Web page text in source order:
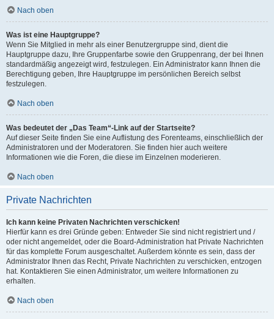
Nach oben
Was ist eine Hauptgruppe?
Wenn Sie Mitglied in mehr als einer Benutzergruppe sind, dient die
Hauptgruppe dazu, Ihre Gruppenfarbe sowie den Gruppenrang, der bei Ihnen
standardmäßig angezeigt wird, festzulegen. Ein Administrator kann Ihnen die
Berechtigung geben, Ihre Hauptgruppe im persönlichen Bereich selbst
festzulegen.
Nach oben
Was bedeutet der „Das Team“-Link auf der Startseite?
Auf dieser Seite finden Sie eine Auflistung des Forenteams, einschließlich der
Administratoren und der Moderatoren. Sie finden hier auch weitere
Informationen wie die Foren, die diese im Einzelnen moderieren.
Nach oben
Private Nachrichten
Ich kann keine Privaten Nachrichten verschicken!
Hierfür kann es drei Gründe geben: Entweder Sie sind nicht registriert und /
oder nicht angemeldet, oder die Board-Administration hat Private Nachrichten
für das komplette Forum ausgeschaltet. Außerdem könnte es sein, dass der
Administrator Ihnen das Recht, Private Nachrichten zu verschicken, entzogen
hat. Kontaktieren Sie einen Administrator, um weitere Informationen zu
erhalten.
Nach oben